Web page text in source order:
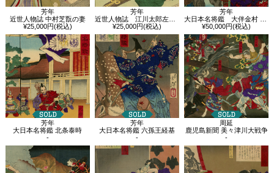
芳年
近世人物誌 中村芝翫の妻
¥25,000円(税込)
芳年
近世人物誌 江川太郎左衛門
¥25,000円(税込)
芳年
大日本名将鑑 大伴金村 平郡真鳥
¥50,000円(税込)
芳年
大日本名将鑑 北条泰時
-
芳年
大日本名将鑑 六孫王経基
-
周延
鹿児島新聞 美々津川大戦争
-